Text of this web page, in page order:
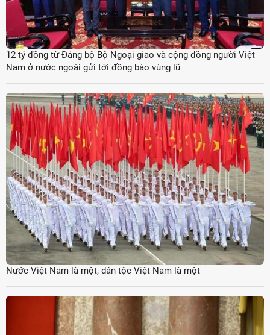
12 tỷ đồng từ Đảng bộ Bộ Ngoại giao và cộng đồng người Việt
Nam ở nước ngoài gửi tới đồng bào vùng lũ
Nước Việt Nam là một, dân tộc Việt Nam là một